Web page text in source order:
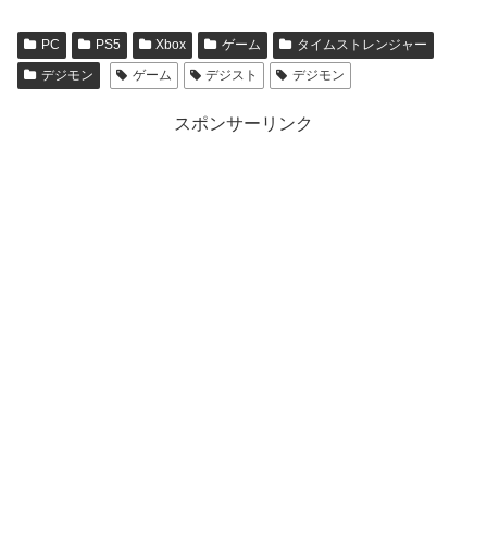
PC PS5 Xbox ゲーム
タイムストレンジャー
デジモン
ゲーム デジスト デジモン
スポンサーリンク